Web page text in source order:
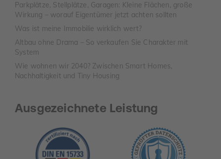
Parkplätze, Stellplätze, Garagen: Kleine Flächen, große
Wirkung – worauf Eigentümer jetzt achten sollten
Was ist meine Immobilie wirklich wert?
Altbau ohne Drama – So verkaufen Sie Charakter mit
System
Wie wohnen wir 2040? Zwischen Smart Homes,
Nachhaltigkeit und Tiny Housing
Ausgezeichnete Leistung